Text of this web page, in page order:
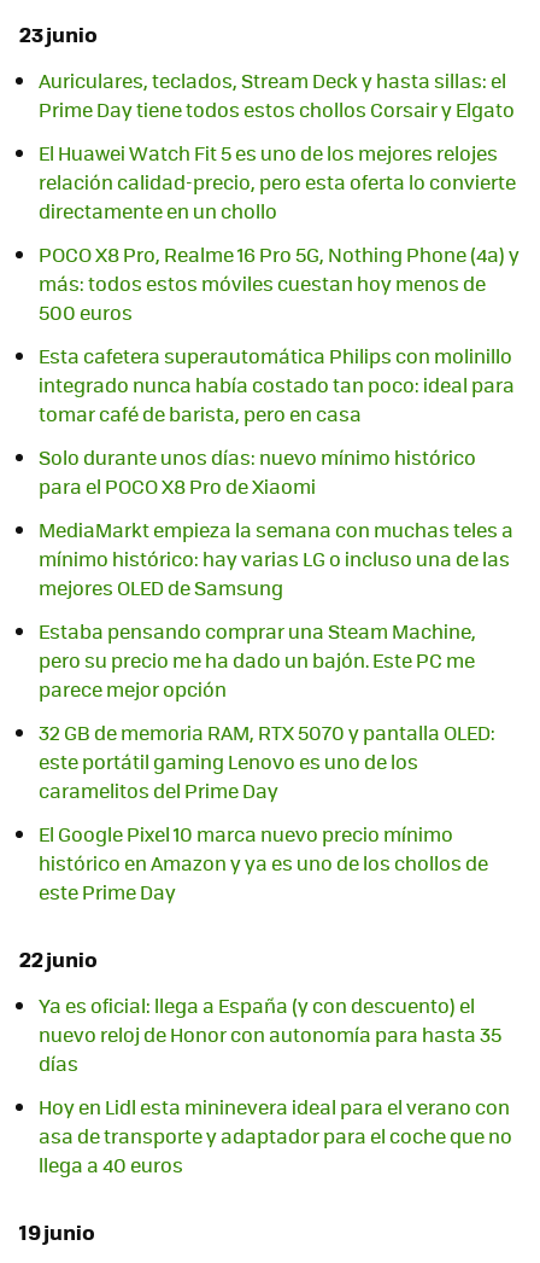
23 junio
Auriculares, teclados, Stream Deck y hasta sillas: el
Prime Day tiene todos estos chollos Corsair y Elgato
El Huawei Watch Fit 5 es uno de los mejores relojes
relación calidad-precio, pero esta oferta lo convierte
directamente en un chollo
POCO X8 Pro, Realme 16 Pro 5G, Nothing Phone (4a) y
más: todos estos móviles cuestan hoy menos de
500 euros
Esta cafetera superautomática Philips con molinillo
integrado nunca había costado tan poco: ideal para
tomar café de barista, pero en casa
Solo durante unos días: nuevo mínimo histórico
para el POCO X8 Pro de Xiaomi
MediaMarkt empieza la semana con muchas teles a
mínimo histórico: hay varias LG o incluso una de las
mejores OLED de Samsung
Estaba pensando comprar una Steam Machine,
pero su precio me ha dado un bajón. Este PC me
parece mejor opción
32 GB de memoria RAM, RTX 5070 y pantalla OLED:
este portátil gaming Lenovo es uno de los
caramelitos del Prime Day
El Google Pixel 10 marca nuevo precio mínimo
histórico en Amazon y ya es uno de los chollos de
este Prime Day
22 junio
Ya es oficial: llega a España (y con descuento) el
nuevo reloj de Honor con autonomía para hasta 35
días
Hoy en Lidl esta mininevera ideal para el verano con
asa de transporte y adaptador para el coche que no
llega a 40 euros
19 junio